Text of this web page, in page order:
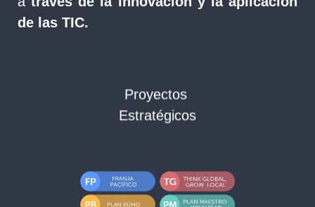
de las TIC.
Proyectos
Estratégicos